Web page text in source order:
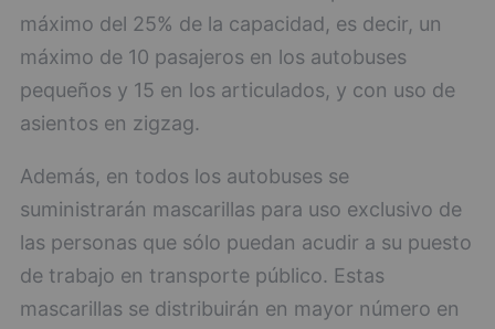
máximo del 25% de la capacidad, es decir, un
máximo de 10 pasajeros en los autobuses
pequeños y 15 en los articulados, y con uso de
asientos en zigzag.
Además, en todos los autobuses se
suministrarán mascarillas para uso exclusivo de
las personas que sólo puedan acudir a su puesto
de trabajo en transporte público. Estas
mascarillas se distribuirán en mayor número en